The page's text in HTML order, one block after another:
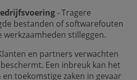
- Tragere
bestanden of softwarefouten
werkzaamheden stilleggen.
en partners verwachten
Een inbreuk kan het
toekomstige zaken in gevaar